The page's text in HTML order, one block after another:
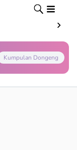
Kumpulan Dongeng